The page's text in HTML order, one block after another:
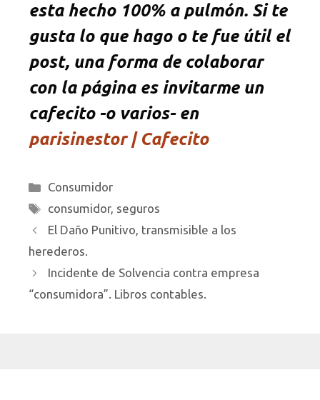
esta hecho 100% a pulmón. Si te
gusta lo que hago o te fue útil el
post, una forma de colaborar
con la página es invitarme un
cafecito -o varios- en
parisinestor | Cafecito
Categorías
Consumidor
Etiquetas
consumidor, seguros
El Daño Punitivo, transmisible a los
herederos.
Incidente de Solvencia contra empresa
“consumidora”. Libros contables.